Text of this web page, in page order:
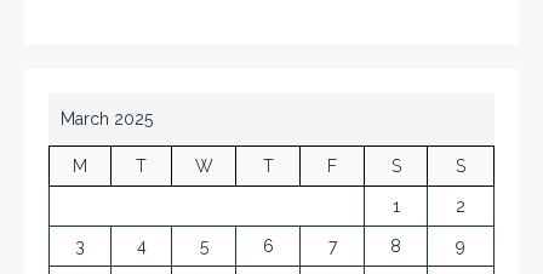
March 2025
M T W T F S S
1 2
3 4 5 6 7 8 9